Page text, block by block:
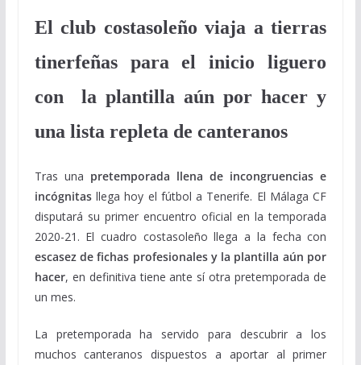
El club costasoleño viaja a tierras
tinerfeñas para el inicio liguero
con
la plantilla aún por hacer y
una lista repleta de canteranos
Tras una pretemporada llena de incongruencias e
incógnitasllega hoy el fútbol a Tenerife. El Málaga CF
disputará su primer encuentro oficial en la temporada
2020-21. El cuadro costasoleño llega a la fecha con
escasez de fichas profesionales y la plantilla aún por
hacer, en definitiva tiene ante sí otra pretemporada de
un mes.
La pretemporada ha servido para descubrir a los
muchos canteranos dispuestos a aportar al primer